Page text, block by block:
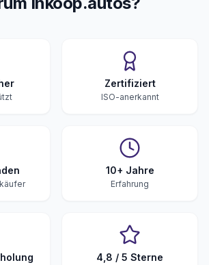
Zertifiziert
ISO-anerkannt
10+ Jahre
Erfahrung
4,8 / 5 Sterne